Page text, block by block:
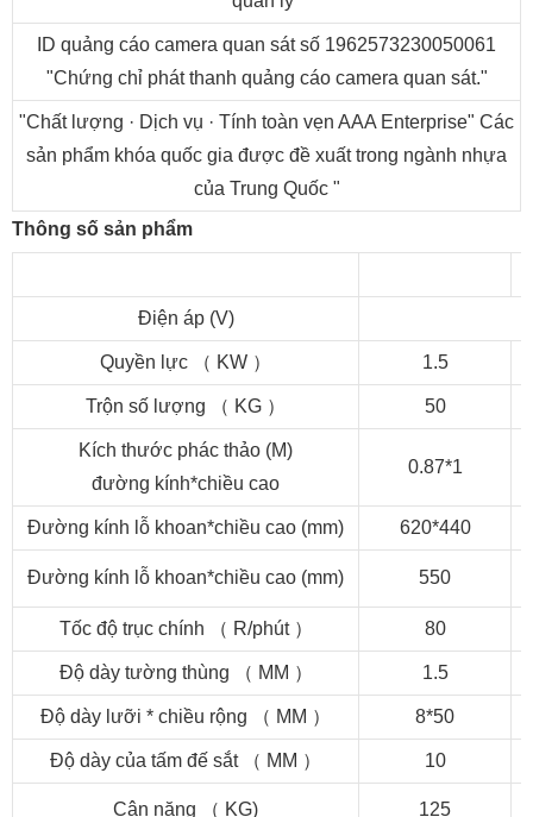
ID quảng cáo camera quan sát số 1962573230050061
"Chứng chỉ phát thanh quảng cáo camera quan sát."
"Chất lượng · Dịch vụ · Tính toàn vẹn AAA Enterprise" Các
sản phẩm khóa quốc gia được đề xuất trong ngành nhựa
của Trung Quốc "
Thông số sản phẩm
Điện áp (V)
Quyền lực （ KW ） 1.5
Trộn số lượng （ KG ） 50
Kích thước phác thảo (M)
đường kính*chiều cao
0.87*1
Đường kính lỗ khoan*chiều cao (mm) 620*440
Đường kính lỗ khoan*chiều cao (mm) 550
Tốc độ trục chính （ R/phút ） 80
Độ dày tường thùng （ MM ） 1.5
Độ dày lưỡi * chiều rộng （ MM ） 8*50
Độ dày của tấm đế sắt （ MM ） 10
Cân nặng （ KG) 125